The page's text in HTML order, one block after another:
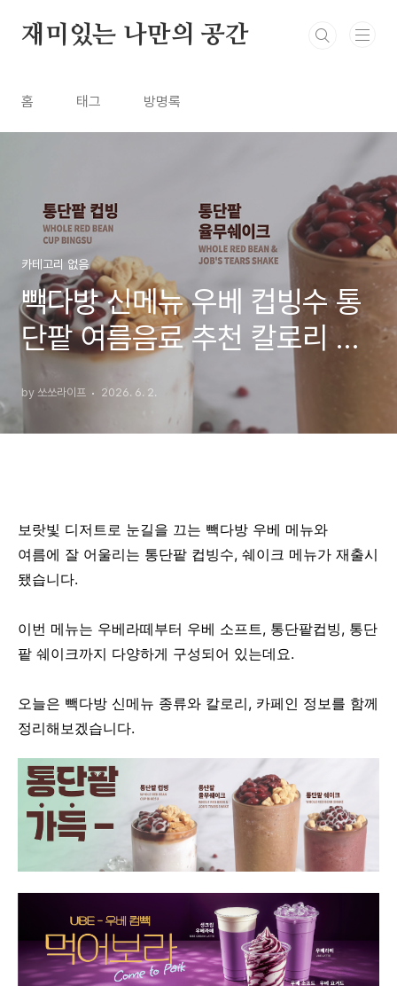
재미있는 나만의 공간
홈 태그 방명록
카테고리 없음
빽다방 신메뉴 우베 컵빙수 통
단팥 여름음료 추천 칼로리 및
카페인
by 쏘쏘라이프 2026. 6. 2.
보랏빛 디저트로 눈길을 끄는 빽다방 우베 메뉴와
여름에 잘 어울리는 통단팥 컵빙수, 쉐이크 메뉴가 재출시
됐습니다.
이번 메뉴는 우베라떼부터 우베 소프트, 통단팥컵빙, 통단
팥 쉐이크까지 다양하게 구성되어 있는데요.
오늘은 빽다방 신메뉴 종류와 칼로리, 카페인 정보를 함께
정리해보겠습니다.